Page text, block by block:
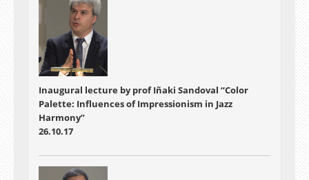
Inaugural lecture by prof Iñaki Sandoval “Color
Palette: Influences of Impressionism in Jazz
Harmony”
26.10.17